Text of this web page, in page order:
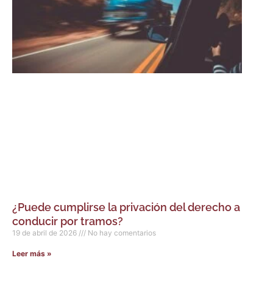
¿Puede cumplirse la privación del derecho a
conducir por tramos?
19 de abril de 2026 No hay comentarios
Leer más »